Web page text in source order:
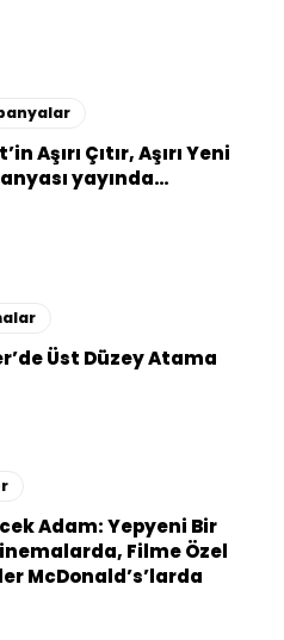
Aşırı Çıtır, Aşırı Yeni
yayında…
Üst Düzey Atama
Adam: Yepyeni Bir
Filme Özel
McDonald’s’larda